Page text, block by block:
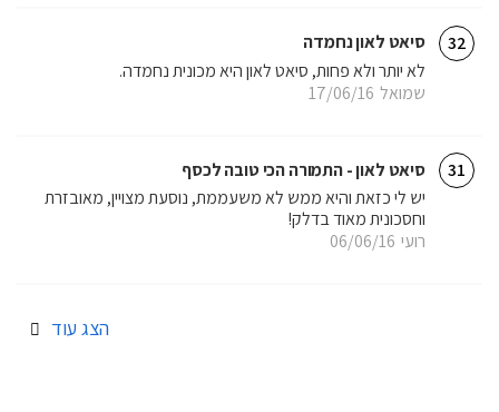
32 סיאט לאון נחמדה
שמואל 17/06/16
לא יותר ולא פחות, סיאט לאון היא מכונית נחמדה.
31 סיאט לאון - התמורה הכי טובה לכסף
רועי 06/06/16
יש לי כזאת והיא ממש לא משעממת, נוסעת מצויין, מאובזרת
וחסכונית מאוד בדלק!
הצג עוד